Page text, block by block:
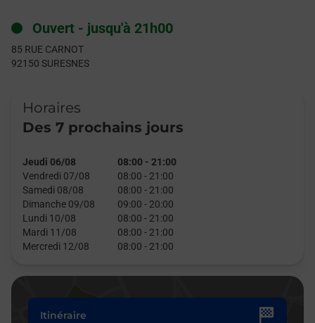
Ouvert - jusqu'à 21h00
85 RUE CARNOT
92150 SURESNES
Horaires
Des 7 prochains jours
Jeudi 06/08 08:00 - 21:00
Vendredi 07/08
08:00 - 21:00
Samedi 08/08
08:00 - 21:00
Dimanche 09/08
09:00 - 20:00
Lundi 10/08
08:00 - 21:00
Mardi 11/08
08:00 - 21:00
Mercredi 12/08
08:00 - 21:00
Itinéraire